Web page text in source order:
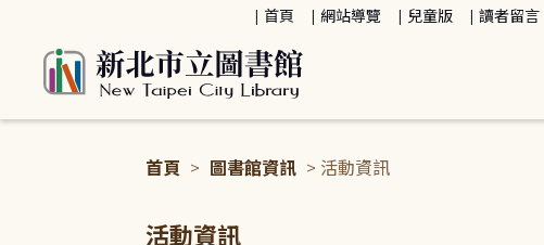
首頁 網站導覽 兒童版 讀者留言
首頁 > 圖書館資訊 > 活動資訊
活動資訊